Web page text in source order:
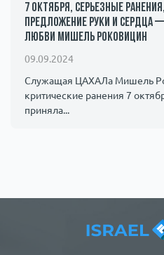
7 октября, серьезные
предложение руки и сердца
любви Мишель Роковицин
09.09.2024
Служащая ЦАХАЛа Мишель
критические ранения 7
приняла...